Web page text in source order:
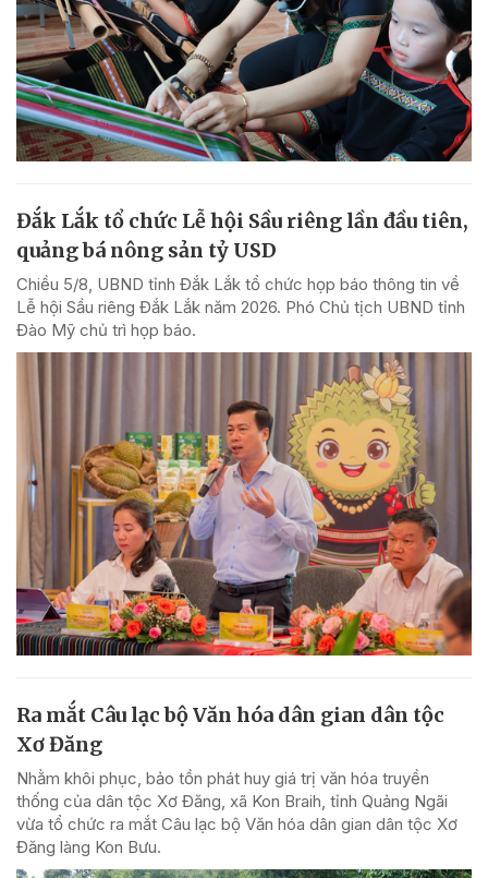
Đắk Lắk tổ chức Lễ hội Sầu riêng lần đầu tiên,
quảng bá nông sản tỷ USD
Chiều 5/8, UBND tỉnh Đắk Lắk tổ chức họp báo thông tin về
Lễ hội Sầu riêng Đắk Lắk năm 2026. Phó Chủ tịch UBND tỉnh
Đào Mỹ chủ trì họp báo.
Ra mắt Câu lạc bộ Văn hóa dân gian dân tộc
Xơ Đăng
Nhằm khôi phục, bảo tồn phát huy giá trị văn hóa truyền
thống của dân tộc Xơ Đăng, xã Kon Braih, tỉnh Quảng Ngãi
vừa tổ chức ra mắt Câu lạc bộ Văn hóa dân gian dân tộc Xơ
Đăng làng Kon Bưu.